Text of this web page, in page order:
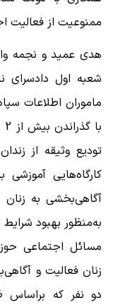
ممنوعیت از فعالیت
ماموران اطلاعات
تودیع وثیقه از
کارگاه‌هایی
آگاهی‌بخشی به زنان
به‌منظور بهبود
مسائل اجتماعی
زنان فعالیت و
دو نفر که براساس